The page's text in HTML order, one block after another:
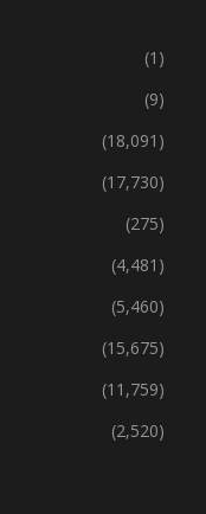
(1)
(9)
(18,091)
(17,730)
(275)
(4,481)
(5,460)
(15,675)
(11,759)
(2,520)